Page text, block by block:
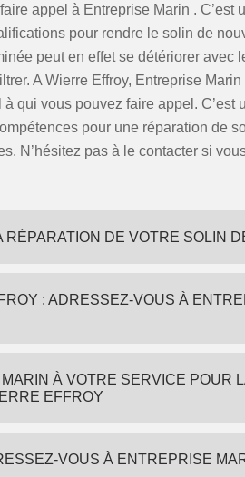
appel à Entreprise Marin . C’est
pour rendre le solin de
peut en effet se détériorer avec
A Wierre Effroy, Entreprise Marin
à qui vous pouvez faire appel. C’est
pour une réparation de
N’hésitez pas à le contacter si
DE VOTRE SOLIN
: ADRESSEZ-VOUS À
À VOTRE SERVICE POUR
EFFROY
VOUS À ENTREPRISE